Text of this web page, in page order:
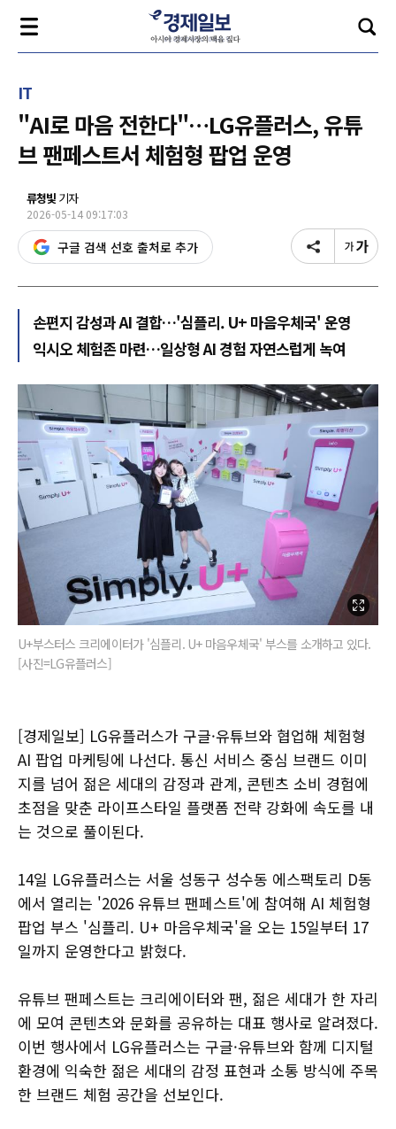
IT
"AI로 마음 전한다"…LG유플러스, 유튜
브 팬페스트서 체험형 팝업 운영
류청빛 기자
2026-05-14 09:17:03
구글 검색 선호 출처로 추가
손편지 감성과 AI 결합…'심플리. U+ 마음우체국' 운영
익시오 체험존 마련…일상형 AI 경험 자연스럽게 녹여
U+부스터스 크리에이터가 '심플리. U+ 마음우체국' 부스를 소개하고 있다.
[사진=LG유플러스]
[경제일보] LG유플러스가 구글·유튜브와 협업해 체험형
AI 팝업 마케팅에 나선다. 통신 서비스 중심 브랜드 이미
지를 넘어 젊은 세대의 감정과 관계, 콘텐츠 소비 경험에
초점을 맞춘 라이프스타일 플랫폼 전략 강화에 속도를 내
는 것으로 풀이된다.
14일 LG유플러스는 서울 성동구 성수동 에스팩토리 D동
에서 열리는 '2026 유튜브 팬페스트'에 참여해 AI 체험형
팝업 부스 '심플리. U+ 마음우체국'을 오는 15일부터 17
일까지 운영한다고 밝혔다.
유튜브 팬페스트는 크리에이터와 팬, 젊은 세대가 한 자리
에 모여 콘텐츠와 문화를 공유하는 대표 행사로 알려졌다.
이번 행사에서 LG유플러스는 구글·유튜브와 함께 디지털
환경에 익숙한 젊은 세대의 감정 표현과 소통 방식에 주목
한 브랜드 체험 공간을 선보인다.